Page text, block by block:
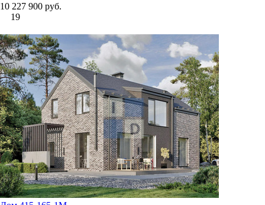
10 227 900 руб.
19